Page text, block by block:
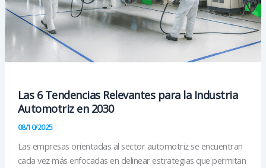
Las 6 Tendencias Relevantes para la Industria
Automotriz en 2030
08/10/2025
Las empresas orientadas al sector automotriz se encuentran
cada vez más enfocadas en delinear estrategias que permitan